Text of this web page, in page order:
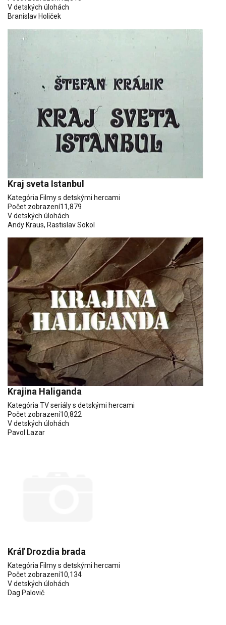
V detských úlohách
Branislav Holiček
Kraj sveta Istanbul
Kategória Filmy s detskými hercami
Počet zobrazení11,879
V detských úlohách
Andy Kraus, Rastislav Sokol
Krajina Haliganda
Kategória TV seriály s detskými hercami
Počet zobrazení10,822
V detských úlohách
Pavol Lazar
Kráľ Drozdia brada
Kategória Filmy s detskými hercami
Počet zobrazení10,134
V detských úlohách
Dag Palovič